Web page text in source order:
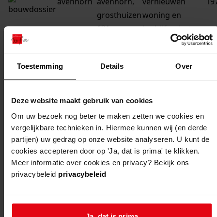
Toestemming Details Over
Deze website maakt gebruik van cookies
Om uw bezoek nog beter te maken zetten we cookies en
vergelijkbare technieken in. Hiermee kunnen wij (en derde
partijen) uw gedrag op onze website analyseren. U kunt de
cookies accepteren door op 'Ja, dat is prima' te klikken.
Meer informatie over cookies en privacy? Bekijk ons
privacybeleid privacybeleid
grosthuizen
131
woning en
bedrijfsruimte
avenhorn avenhorn,
grosthuizen
131
veranderen
avenhorn avenhorn,
grosthuizen
[g 118]
bouwen
woonhuis
avenhorn avenhorn,
grosthuizen
g 110
bouwen
woonhuis met